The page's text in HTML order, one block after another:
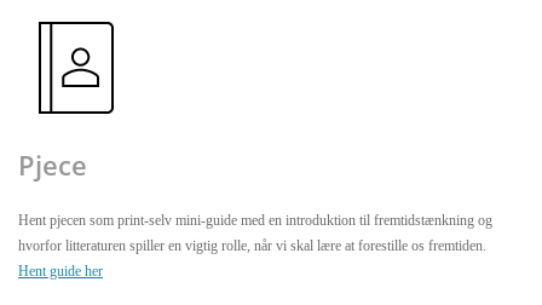
Pjece
Hent pjecen som print-selv mini-guide med en introduktion til fremtidstænkning og
hvorfor litteraturen spiller en vigtig rolle, når vi skal lære at forestille os fremtiden.
Hent guide her